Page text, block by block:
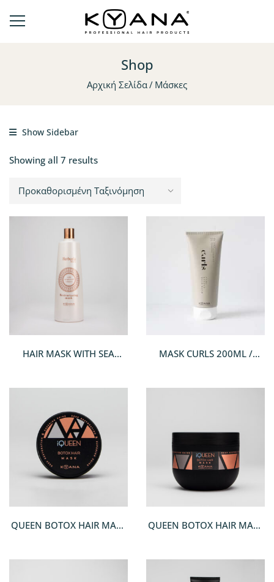
Shop
Αρχική Σελίδα Μάσκες
Show Sidebar
Showing all 7 results
HAIR MASK WITH SEA
MASK CURLS 200ML /
QUEEN BOTOX HAIR MASK
QUEEN BOTOX HAIR MASK